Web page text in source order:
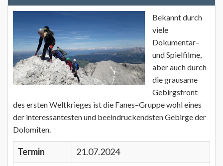
Bekannt durch
viele
Dokumentar–
und Spielfilme,
aber auch durch
die grausame
Gebirgsfront
des ersten Weltkrieges ist die Fanes–Gruppe wohl eines
der interessantesten und beeindruckendsten Gebirge der
Dolomiten.
Termin
21.07.2024